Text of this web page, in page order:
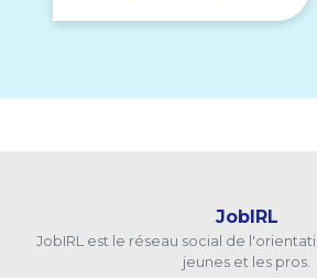
JobIRL
JobIRL est le réseau social de
jeunes et les pros.